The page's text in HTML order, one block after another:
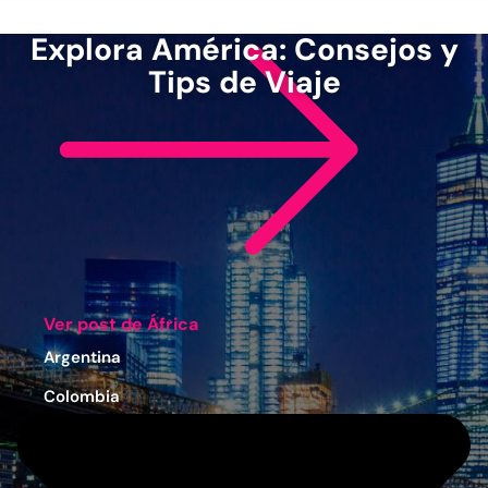
Ver post de África
Argentina
Colombia
Explora América: Consejos y
Tips de Viaje